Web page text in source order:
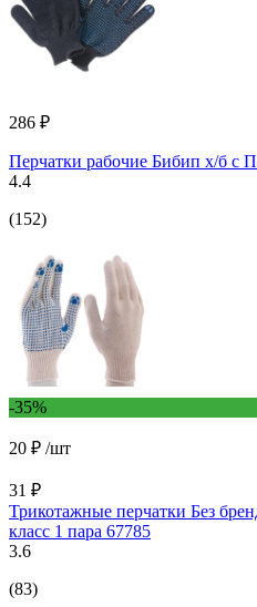
286 ₽
Перчатки рабочие Бибип х/б с
4.4
(152)
-35%
20 ₽ /шт
31 ₽
Трикотажные перчатки Без
класс 1 пара 67785
3.6
(83)